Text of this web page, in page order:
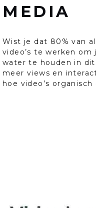
MEDIA
Wist je dat 80% van
video’s te werken
water te houden in
meer views en
hoe video’s